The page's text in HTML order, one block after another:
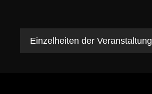
Einzelheiten der Veranstaltung